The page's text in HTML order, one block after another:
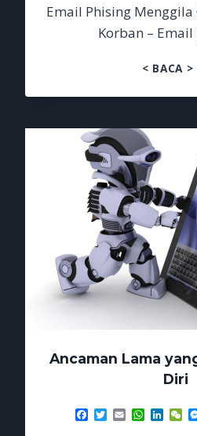
Email Phising Menggila
Korban –
< BACA >
Ancaman Lama
Diri
Facebook
TwitterEmail